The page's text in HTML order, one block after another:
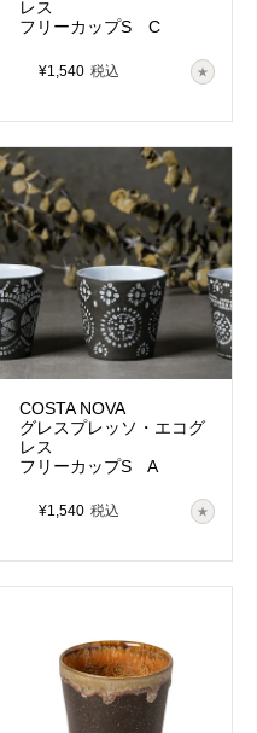
PLANO
リサイクル陶土のドライな質感とサス
テナブルな雰囲気が現代的な雰囲気
COASTLAND
海岸線から着想を得たデザイン。サイ
ドの黒土がお料理を引き立てて
テーブルコーディネートの仕上げに。
使いやすいカトラリー
レス
フリーカップS C
¥1,540 税込
COSTA NOVA
グレスプレッソ・エコグ
レス
フリーカップS A
¥1,540 税込